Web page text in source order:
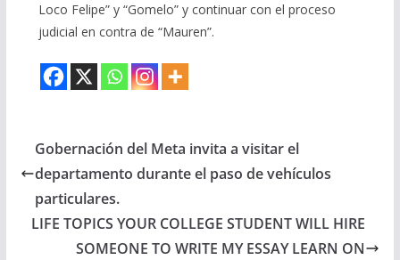
Loco Felipe” y “Gomelo” y continuar con el proceso
judicial en contra de “Mauren”.
Gobernación del Meta invita a visitar el
departamento durante el paso de vehículos
particulares.
LIFE TOPICS YOUR COLLEGE STUDENT WILL HIRE
SOMEONE TO WRITE MY ESSAY LEARN ON